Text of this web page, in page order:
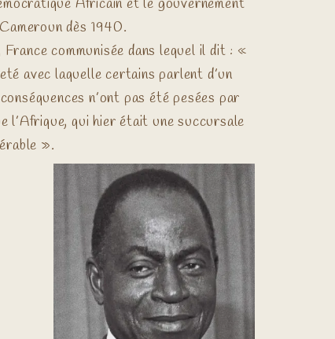
Africain et le gouvernement
dès 1940.
communisée dans lequel il dit : «
avec laquelle certains parlent d’un
n’ont pas été pesées par
l’Afrique, qui hier était une succursale
».